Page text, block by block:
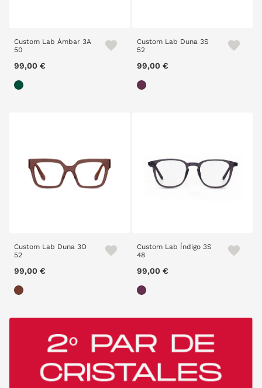
Custom Lab Ámbar 3A
50
99,00 €
Custom Lab Duna 3S
52
99,00 €
Custom Lab Duna 3O
52
99,00 €
Custom Lab Índigo 3S
48
99,00 €